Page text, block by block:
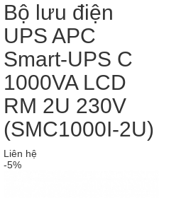
Bộ lưu điện
UPS APC
Smart-UPS C
1000VA LCD
RM 2U 230V
(SMC1000I-2U)
Liên hệ
-5%